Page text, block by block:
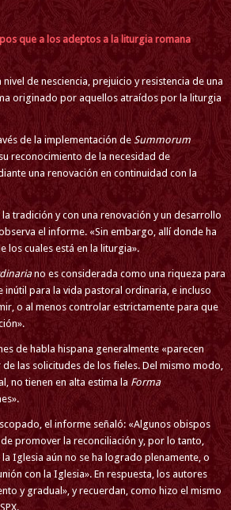
que a los adeptos a la liturgia romana
de nesciencia, prejuicio y resistencia de una
originado por aquellos atraídos por la liturgia
de la implementación de Summorum
reconocimiento de la necesidad de
una renovación en continuidad con la
tradición y con una renovación y un desarrollo
el informe. «Sin embargo, allí donde ha
los cuales está en la liturgia».
no es considerada como una riqueza para
para la vida pastoral ordinaria, e incluso
o al menos controlar estrictamente para que
de habla hispana generalmente «parecen
de las solicitudes de los fieles. Del mismo modo,
no tienen en alta estima la Forma
el informe señaló: «Algunos obispos
promover la reconciliación y, por lo tanto,
Iglesia aún no se ha logrado plenamente, o
con la Iglesia». En respuesta, los autores
y gradual», y recuerdan, como hizo el mismo